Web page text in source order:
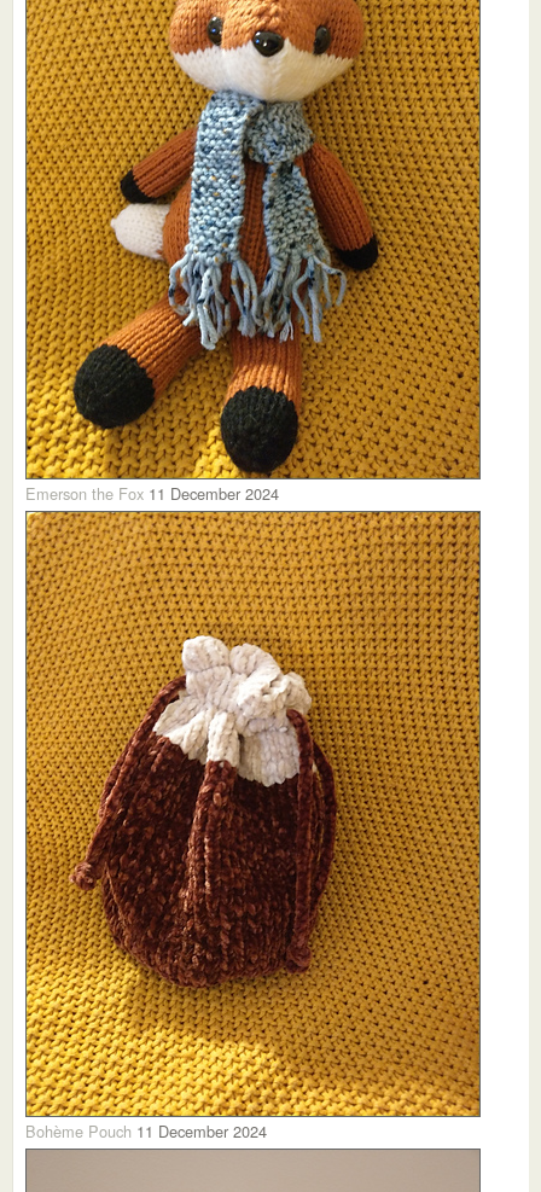
Emerson the Fox 11 December 2024
Bohème Pouch 11 December 2024